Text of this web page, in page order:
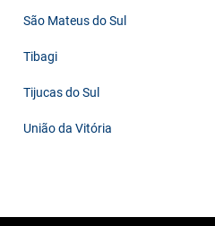
São Mateus do Sul
Tibagi
Tijucas do Sul
União da Vitória